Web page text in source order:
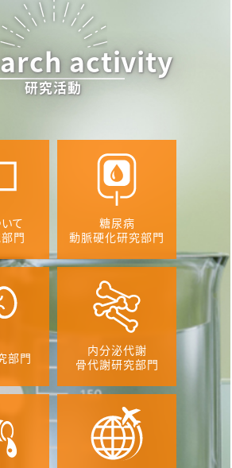
学会学術総会に参加しました
一覧を見るactivity
研究活動
て
門
糖尿病
動脈硬化研究部門
部門
内分泌代謝
骨代謝研究部門